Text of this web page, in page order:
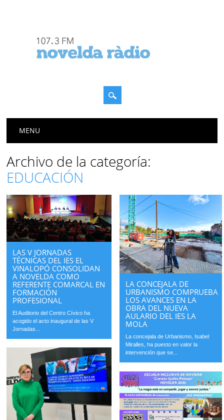
Menú principal
MENU
Archivo de la categoría:
EDUCACIÓN
LAS V JORNADAS
TÉCNICAS DEL IES EL
VINALOPÓ CONSOLIDAN
A NOVELDA COMO
REFERENTE COMARCAL EN
FORMACIÓN
PROFESIONAL
El Auditorio del Centro Cívico ha
acogido el acto inaugural de las V
Jornadas...
LA CONCEJALA DE
URBANISMO COMPRUEBA
LOS AVANCES EN LA
OBRA DEL NUEVA
AULARIO DEL IES LA
MOLA
La concejala de Urbanismo, Isabel
Miralles, ha puesto en valor la
intervención que se...